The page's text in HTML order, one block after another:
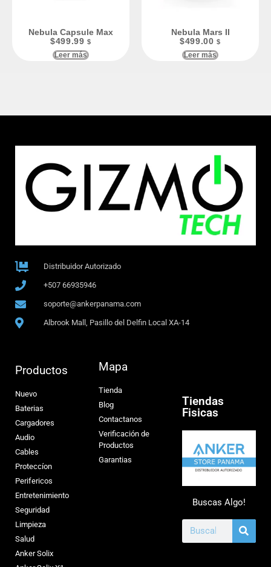
Nebula Capsule Max
$499.99 $
Leer más
Nebula Mars II
$499.00 $
Leer más
Distribuidor Autorizado
+507 66935946
soporte@ankerpanama.com
Albrook Mall, Pasillo del Delfin Local XA-14
Productos
Nuevo
Baterias
Cargadores
Audio
Cables
Proteccíon
Perifericos
Entretenimiento
Seguridad
Limpieza
Salud
Anker Solix
Mapa
Tienda
Blog
Contactanos
Verificación de
Productos
Garantias
Tiendas
Fisicas
Buscas Algo!